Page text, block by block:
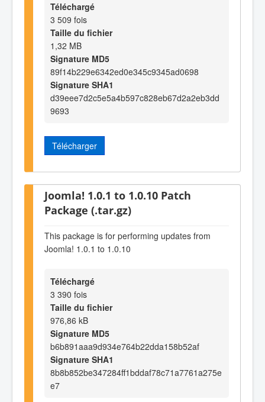
Téléchargé
3 509 fois
Taille du fichier
1,32 MB
Signature MD5
89f14b229e6342ed0e345c9345ad0698
Signature SHA1
d39eee7d2c5e5a4b597c828eb67d2a2eb3dd
9693
Télécharger
Joomla! 1.0.1 to 1.0.10 Patch
Package (.tar.gz)
This package is for performing updates from
Joomla! 1.0.1 to 1.0.10
Téléchargé
3 390 fois
Taille du fichier
976,86 kB
Signature MD5
b6b891aaa9d934e764b22dda158b52af
Signature SHA1
8b8b852be347284ff1bddaf78c71a7761a275e
e7